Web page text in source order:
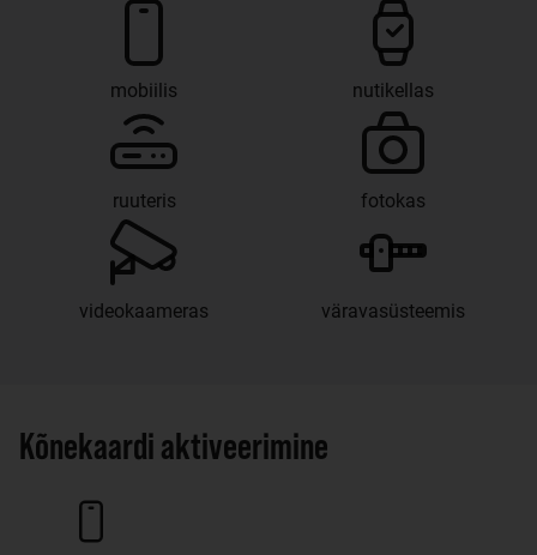
mobiilis nutikellas
ruuteris fotokas
videokaameras väravasüsteemis
Kõnekaardi aktiveerimine